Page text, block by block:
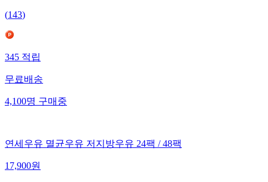
(143)
345 적립
무료배송
4,100명 구매중
연세우유 멸균우유 저지방우유 24팩 / 48팩
17,900원